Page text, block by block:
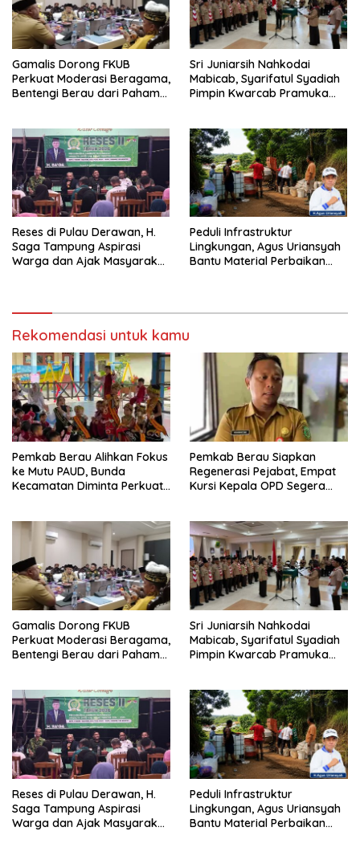
Gamalis Dorong FKUB
Perkuat Moderasi Beragama,
Bentengi Berau dari Paham
Sri Juniarsih Nahkodai
Mabicab, Syarifatul Syadiah
Pimpin Kwarcab Pramuka
Reses di Pulau Derawan, H.
Saga Tampung Aspirasi
Warga dan Ajak Masyarakat
Peduli Infrastruktur
Lingkungan, Agus Uriansyah
Bantu Material Perbaikan
Rekomendasi untuk kamu
Pemkab Berau Alihkan Fokus
ke Mutu PAUD, Bunda
Kecamatan Diminta Perkuat
Pemkab Berau Siapkan
Regenerasi Pejabat, Empat
Kursi Kepala OPD Segera
Gamalis Dorong FKUB
Perkuat Moderasi Beragama,
Bentengi Berau dari Paham
Sri Juniarsih Nahkodai
Mabicab, Syarifatul Syadiah
Pimpin Kwarcab Pramuka
Reses di Pulau Derawan, H.
Saga Tampung Aspirasi
Warga dan Ajak Masyarakat
Peduli Infrastruktur
Lingkungan, Agus Uriansyah
Bantu Material Perbaikan